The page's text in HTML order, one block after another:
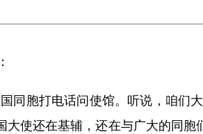
同胞打电话问使馆。听说，咱们
大使还在基辅，还在与广大的同